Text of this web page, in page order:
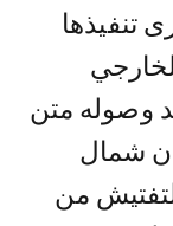
تنفيذها
وصوله متن
شمال
من